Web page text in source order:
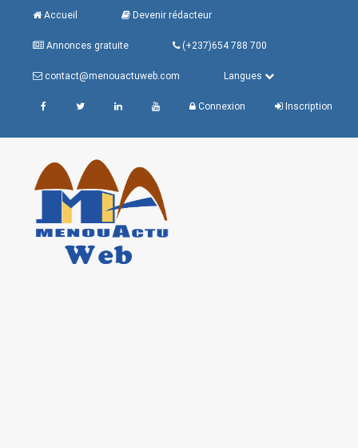
Accueil Devenir rédacteur
Annonces gratuite (+237)654 788 700
contact@menouactuweb.com Langues
Connexion Inscription